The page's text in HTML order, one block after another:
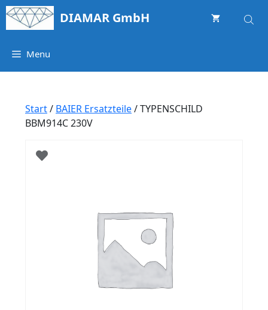
Springe
zum
DIAMAR GmbH
Menu
Start/ BAIER Ersatzteile/ TYPENSCHILD
BBM914C 230V